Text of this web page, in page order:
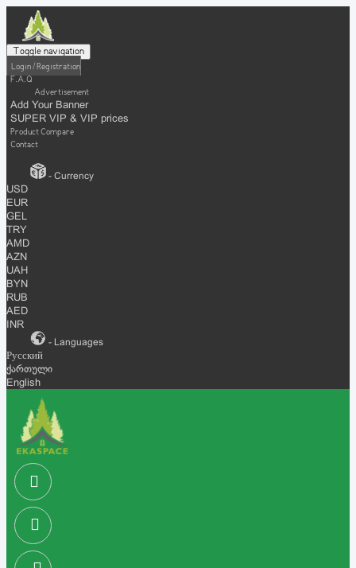
Toggle navigation
Login / Registration
F.A.Q
Advertisement
Add Your Banner
SUPER VIP & VIP prices
Product Compare
Contact
- Currency
USD
EUR
GEL
TRY
AMD
AZN
UAH
BYN
RUB
AED
INR
- Languages
Русский
ქართული
English